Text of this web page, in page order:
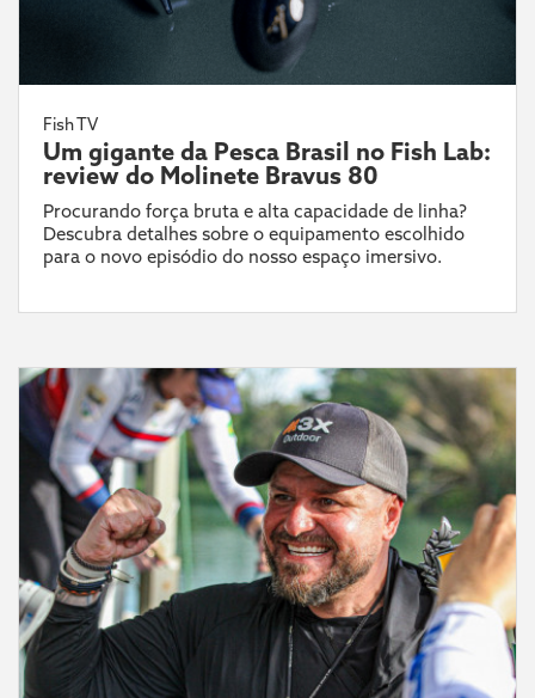
Fish TV
Um gigante da Pesca Brasil no Fish Lab:
review do Molinete Bravus 80
Procurando força bruta e alta capacidade de linha?
Descubra detalhes sobre o equipamento escolhido
para o novo episódio do nosso espaço imersivo.